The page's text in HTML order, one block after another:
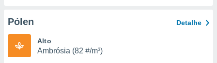
estudos
Pólen Detalhe
Alto
Ambrósia (82 #/m³)